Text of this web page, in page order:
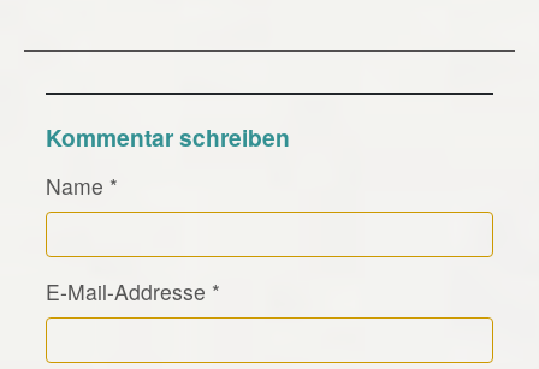
Kommentar schreiben
Name *
E-Mail-Addresse *